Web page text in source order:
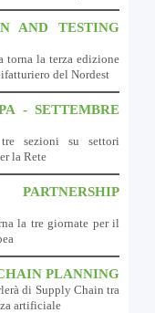
AND TESTING
torna la terza edizione
del Nordest
- SETTEMBRE
sezioni su settori
la Rete
la tre giornate per il
PLANNING
di Supply Chain tra
artificiale